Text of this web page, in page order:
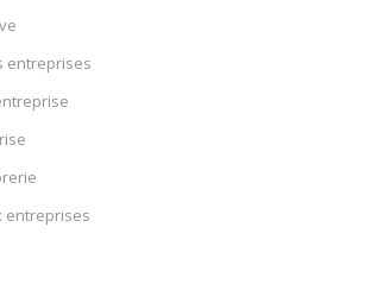
entreprises
entreprises